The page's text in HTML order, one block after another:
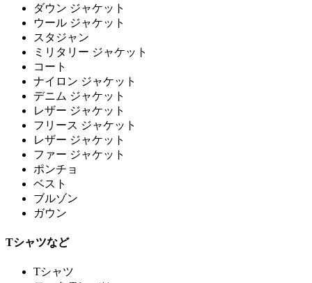
ダウン ジャケット
ウール ジャケット
スタジャン
ミリタリー ジャケット
コート
ナイロン ジャケット
デニム ジャケット
レザー ジャケット
フリース ジャケット
レザー ジャケット
ファー ジャケット
ポンチョ
ベスト
ブルゾン
ガウン
Tシャツなど
Tシャツ